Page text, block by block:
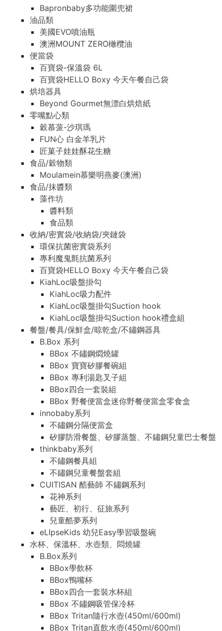
Bapronbaby多功能圍兜裙
油品類
美國EVO噴油瓶
澳洲MOUNT ZERO橄欖油
便當袋
百寶袋-保溫袋 6L
百寶袋HELLO Boxy 今天午餐自己袋
烘培器具
Beyond Gourmet無漂白烘焙紙
零嘴點心類
穀慕蒎-沙琪瑪
FUN心 白金羊乳片
匠菓子娃娃酥花生糖
食品/穀物類
Moulamein慕樂明燕麥(澳洲)
食品/抹醬類
藻作坊
醬料類
食品類
收納/密實袋/收納袋/夾鏈袋
環保抗菌密實袋系列
專利魔鬼氈抗菌系列
百寶袋HELLO Boxy 今天午餐自己袋
KiahLoc吸盤掛勾
KiahLoc吸力配件
KiahLoc吸盤掛勾Suction hook
KiahLoc吸盤掛勾Suction hook禮盒組
餐盤/餐具/保鮮盒/晾乾盒/不鏽鋼器具
B.Box 系列
BBox 不鏽鋼燜燒罐
BBox 寶寶矽膠餐碗組
BBox 專利湯匙叉子組
BBox四合一套裝組
BBox 野餐便當盒迷你野餐便當盒零食盒
innobaby系列
不鏽鋼分隔便當盒
矽膠防滑餐盤、矽膠蒸盤、不鏽鋼兒童巴士餐盤
thinkbaby系列
不鏽鋼餐具組
不鏽鋼兒童餐盤套組
CUITISAN 酷藝師 不鏽鋼系列
花神系列
藝匠、初行、征旅系列
兒童酷夢系列
eLIpseKids 幼兒Easy學習吸盤碗
水杯、保溫杯、水壺類、悶燒罐
B.Box系列
BBox學飲杯
BBox鴨嘴杯
BBox四合一套裝水杯組
BBox 不鏽鋼吸管保冷杯
BBox Tritan隨行水壺(450ml/600ml)
BBox Tritan直飲水壺(450ml/600ml)